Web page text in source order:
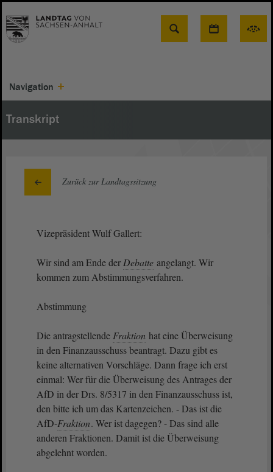
Suche
Navigation
Transkript
Zurück zur Landtagssitzung
Vizepräsident Wulf Gallert:
Wir sind am Ende der Debatte angelangt. Wir
kommen zum Abstimmungsverfahren.
Abstimmung
Die antragstellende Fraktion hat eine Überweisung
in den Finanzausschuss beantragt. Dazu gibt es
keine alternativen Vorschläge. Dann frage ich erst
einmal: Wer für die Überweisung des Antrages der
AfD in der Drs. 8/5317 in den Finanzausschuss ist,
den bitte ich um das Kartenzeichen. - Das ist die
AfD-Fraktion. Wer ist dagegen? - Das sind alle
anderen Fraktionen. Damit ist die Überweisung
abgelehnt worden.